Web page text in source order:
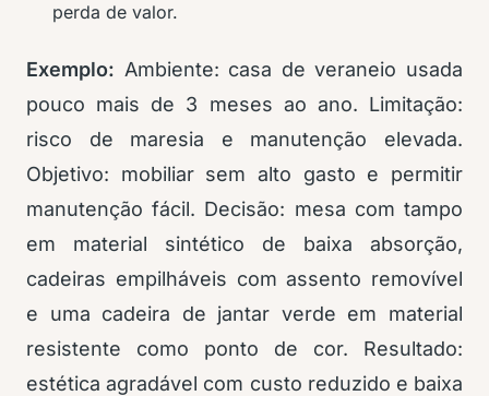
perda de valor.
Exemplo: Ambiente: casa de veraneio usada
pouco mais de 3 meses ao ano. Limitação:
risco de maresia e manutenção elevada.
Objetivo: mobiliar sem alto gasto e permitir
manutenção fácil. Decisão: mesa com tampo
em material sintético de baixa absorção,
cadeiras empilháveis com assento removível
e uma cadeira de jantar verde em material
resistente como ponto de cor. Resultado:
estética agradável com custo reduzido e baixa